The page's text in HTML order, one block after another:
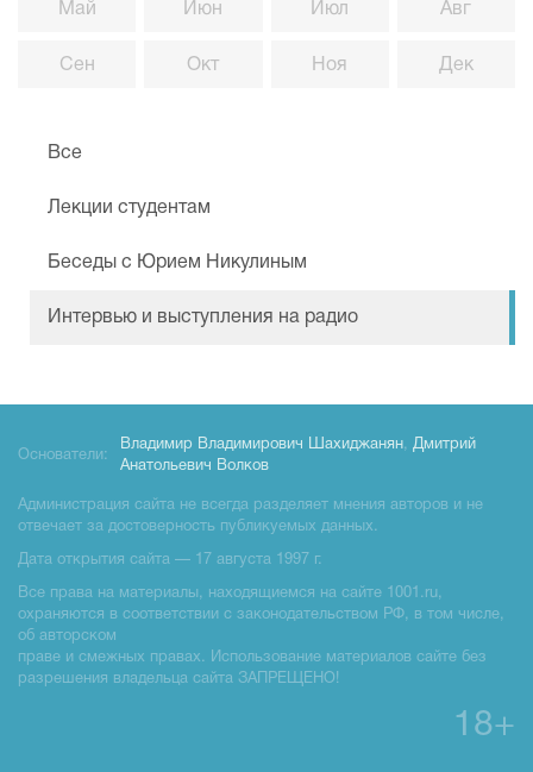
Май
Сен
Июн
Окт
Июл
Ноя
Авг
Дек
Все
Лекции студентам
Беседы с Юрием Никулиным
Интервью и выступления на радио
Основатели:
Владимир Владимирович Шахиджанян, Дмитрий
Анатольевич Волков
Администрация сайта не всегда разделяет мнения авторов и не
отвечает за достоверность публикуемых данных.
Дата открытия сайта — 17 августа 1997 г.
Все права на материалы, находящиемся на сайте 1001.ru,
охраняются в соответствии с законодательством РФ, в том числе,
об авторском
праве и смежных правах. Использование материалов сайте без
разрешения владельца сайта ЗАПРЕЩЕНО!
18+